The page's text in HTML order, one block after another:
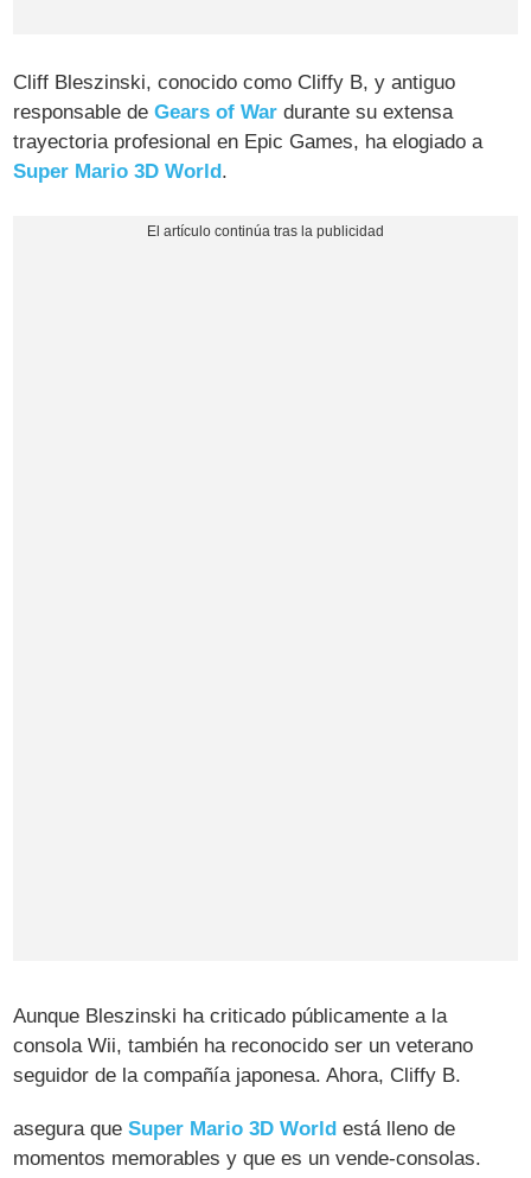
Cliff Bleszinski, conocido como Cliffy B, y antiguo
responsable deGears of War durante su extensa
trayectoria profesional en Epic Games, ha elogiado a
Super Mario 3D World.
Aunque Bleszinski ha criticado públicamente a la
consola Wii, también ha reconocido ser un veterano
seguidor de la compañía japonesa. Ahora, Cliffy B.
asegura queSuper Mario 3D World está lleno de
momentos memorables y que es un vende-consolas.